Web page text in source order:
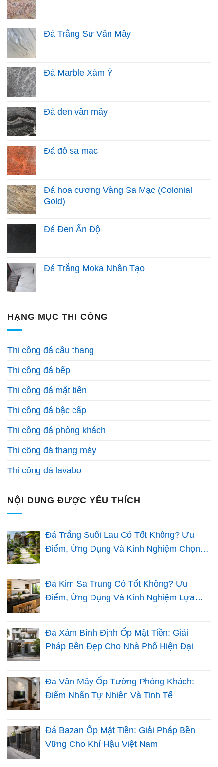
Đá Trắng Sứ Vân Mây
Đá Marble Xám Ý
Đá đen vân mây
Đá đỏ sa mạc
Đá hoa cương Vàng Sa Mạc (Colonial
Gold)
Đá Đen Ấn Độ
Đá Trắng Moka Nhân Tạo
HẠNG MỤC THI CÔNG
Thi công đá cầu thang
Thi công đá bếp
Thi công đá mặt tiền
Thi công đá bậc cấp
Thi công đá phòng khách
Thi công đá thang máy
Thi công đá lavabo
NỘI DUNG ĐƯỢC YÊU THÍCH
Đá Trắng Suối Lau Có Tốt Không? Ưu
Điểm, Ứng Dụng Và Kinh Nghiệm Chọn
Đá Kim Sa Trung Có Tốt Không? Ưu
Điểm, Ứng Dụng Và Kinh Nghiệm Lựa
Đá Xám Bình Định Ốp Mặt Tiền: Giải
Pháp Bền Đẹp Cho Nhà Phố Hiện Đại
Đá Vân Mây Ốp Tường Phòng Khách:
Điểm Nhấn Tự Nhiên Và Tinh Tế
Đá Bazan Ốp Mặt Tiền: Giải Pháp Bền
Vững Cho Khí Hậu Việt Nam